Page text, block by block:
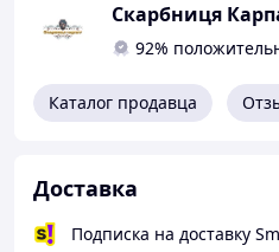
Справжня українська
у кожної дівчинки. Це
92%
Каталог продавца
Доставка
Подписка на доставку